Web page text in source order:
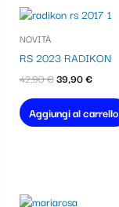
NOVITÀ
RS 2023 RADIKON
42,90€
Il
era:
39,90€
Il
è:
Aggiungi al carrello